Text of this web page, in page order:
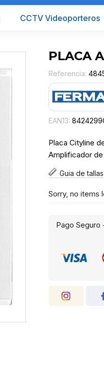
CCTV Videoporteros
PLACA
Referencia:
EAN13:
Placa Cityline
Amplificador
Guia de tallas
Sorry, no items
Pago Seguro